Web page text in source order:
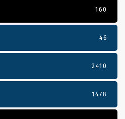
160
46
2410
1478